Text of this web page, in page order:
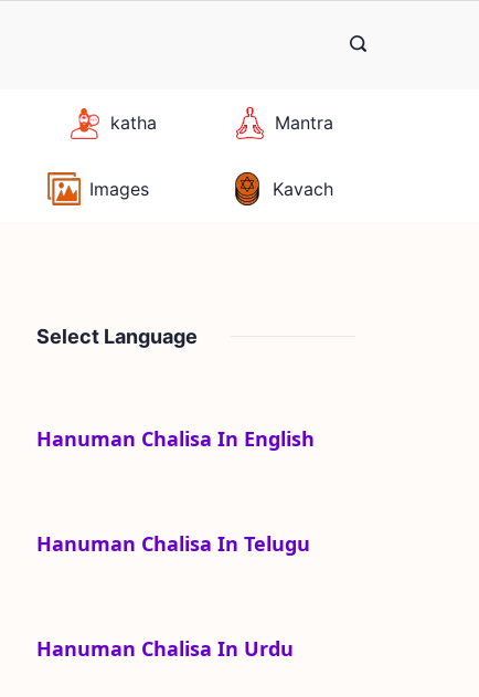
katha Mantra
Images Kavach
Select Language
Hanuman Chalisa In English
Hanuman Chalisa In Telugu
Hanuman Chalisa In Urdu